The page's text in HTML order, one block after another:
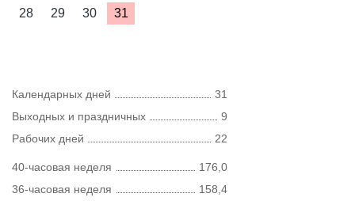
28
29 30 31
Календарных дней
31
Выходных и праздничных
9
Рабочих дней
22
40-часовая неделя
176,0
36-часовая неделя
158,4